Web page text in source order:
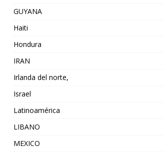
GUYANA
Haiti
Hondura
IRAN
Irlanda del norte,
Israel
Latinoamérica
LIBANO
MEXICO